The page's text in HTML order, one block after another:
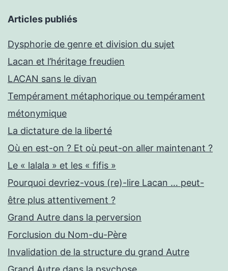
Articles publiés
Dysphorie de genre et division du sujet
Lacan et l’héritage freudien
LACAN sans le divan
Tempérament métaphorique ou tempérament
métonymique
La dictature de la liberté
Où en est-on ? Et où peut-on aller maintenant ?
Le « lalala » et les « fifis »
Pourquoi devriez-vous (re)-lire Lacan … peut-
être plus attentivement ?
Grand Autre dans la perversion
Forclusion du Nom-du-Père
Invalidation de la structure du grand Autre